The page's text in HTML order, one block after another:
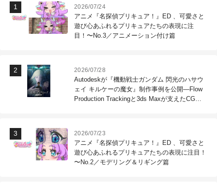
2026/07/24
アニメ『名探偵プリキュア！』ED 、可愛さと
遊び心あふれるプリキュアたちの表現に注
目！〜No.3／アニメーション付け篇
2026/07/28
Autodeskが『機動戦士ガンダム 閃光のハサウ
ェイ キルケーの魔女』制作事例を公開―Flow
Production Trackingと3ds Maxが支えたCG制
2026/07/23
アニメ『名探偵プリキュア！』ED 、可愛さと
遊び心あふれるプリキュアたちの表現に注目！
〜No.2／モデリング＆リギング篇